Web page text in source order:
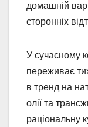
домашній
сторонніх
У сучасному
переживає
в тренд на
олії та
раціональну